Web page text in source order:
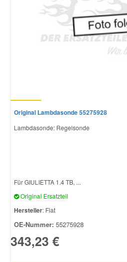
Original Lambdasonde 55275928
Lambdasonde: Regelsonde
Für GIULIETTA 1.4 TB, ...
Original Ersatzteil
Hersteller: Fiat
OE-Nummer: 55275928
343,23 €